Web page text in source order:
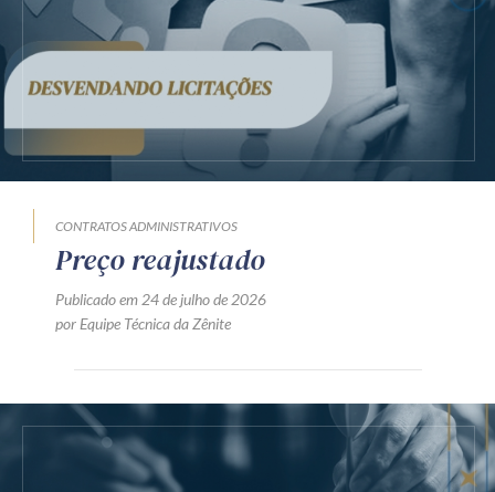
Receba por RSS
Av. Sete de Setembro, 4698
Batel
PR CEP 80240-000
Whatsapp (41) 98881-6616
CONTRATOS ADMINISTRATIVOS
Preço reajustado
Publicado em 24 de julho de 2026
por Equipe Técnica da Zênite